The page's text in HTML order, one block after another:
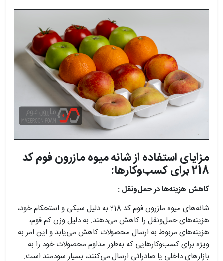
مزایای استفاده از شانه میوه مازرون فوم کد
218 برای کسب‌وکارها:
کاهش هزینه‌ها در حمل‌ونقل :
شانه‌های میوه مازرون فوم کد 218 به دلیل سبکی و استحکام خود،
هزینه‌های حمل‌ونقل را کاهش می‌دهند. به دلیل وزن کم فوم،
هزینه‌های مربوط به ارسال محصولات کاهش می‌یابد و این امر به
ویژه برای کسب‌وکارهایی که به‌طور مداوم محصولات خود را به
بازارهای داخلی یا صادراتی ارسال می‌کنند، بسیار سودمند است.